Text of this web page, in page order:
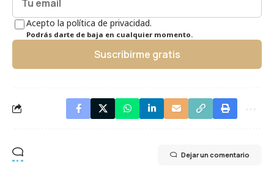
Acepto la política de privacidad.
Podrás darte de baja en cualquier momento.
Suscribirme gratis
Dejar un comentario